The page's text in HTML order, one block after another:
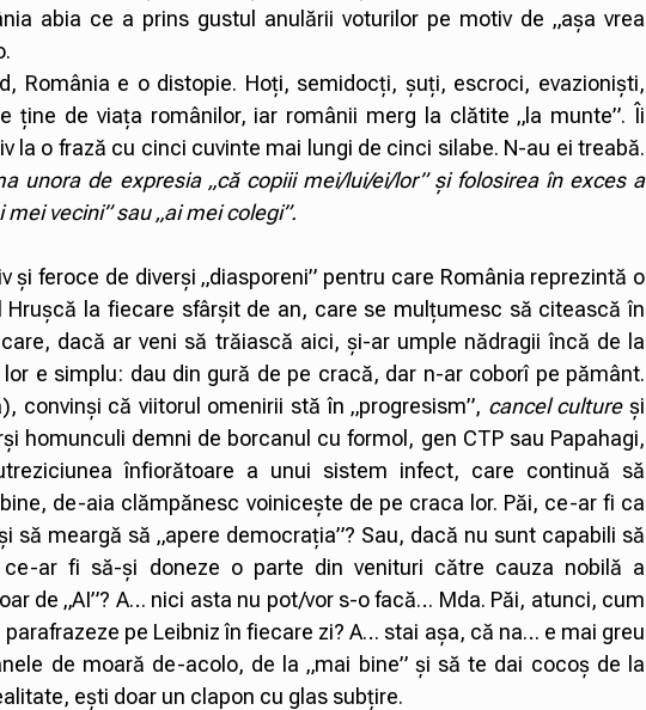
abia ce a prins gustul anulării voturilor pe motiv de „așa vrea
România e o distopie. Hoți, semidocți, șuți, escroci, evazioniști,
de viața românilor, iar românii merg la clătite „la munte”. Îi
la o frază cu cinci cuvinte mai lungi de cinci silabe. N-au ei treabă.
unora de expresia „că copiii mei/lui/ei/lor” și folosirea în exces a
vecini” sau „ai mei colegi”.
feroce de diverși „diasporeni” pentru care România reprezintă o
la fiecare sfârșit de an, care se mulțumesc să citească în
dacă ar veni să trăiască aici, și-ar umple nădragii încă de la
e simplu: dau din gură de pe cracă, dar n-ar coborî pe pământ.
convinși că viitorul omenirii stă în „progresism”, cancel cultureși
homunculi demni de borcanul cu formol, gen CTP sau Papahagi,
înfiorătoare a unui sistem infect, care continuă să
de-aia clămpănesc voinicește de pe craca lor. Păi, ce-ar fi ca
să meargă să „apere democrația”? Sau, dacă nu sunt capabili să
ar fi să-și doneze o parte din venituri către cauza nobilă a
de „AI”? A… nici asta nu pot/vor s-o facă… Mda. Păi, atunci, cum
pe Leibniz în fiecare zi? A… stai așa, că na… e mai greu
de moară de-acolo, de la „mai bine” și să te dai cocoș de la
ești doar un clapon cu glas subțire.